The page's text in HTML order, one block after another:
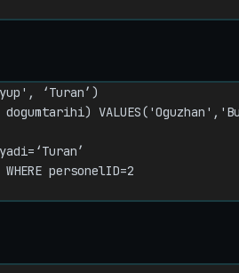
‘Turan’)
personelID=2